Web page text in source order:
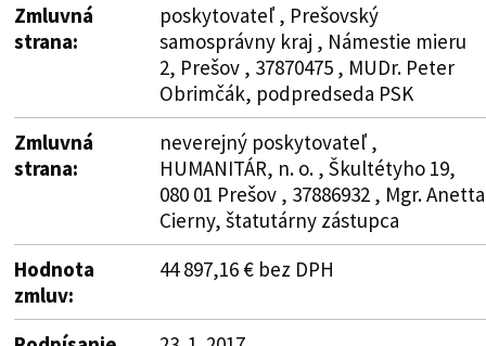
Zmluvná
strana:
poskytovateľ , Prešovský
samosprávny kraj , Námestie mieru
2, Prešov , 37870475 , MUDr. Peter
Obrimčák, podpredseda PSK
Zmluvná
strana:
neverejný poskytovateľ ,
HUMANITÁR, n. o. , Škultétyho 19,
080 01 Prešov , 37886932 , Mgr. Anetta
Cierny, štatutárny zástupca
Hodnota
zmluv:
44 897,16 € bez DPH